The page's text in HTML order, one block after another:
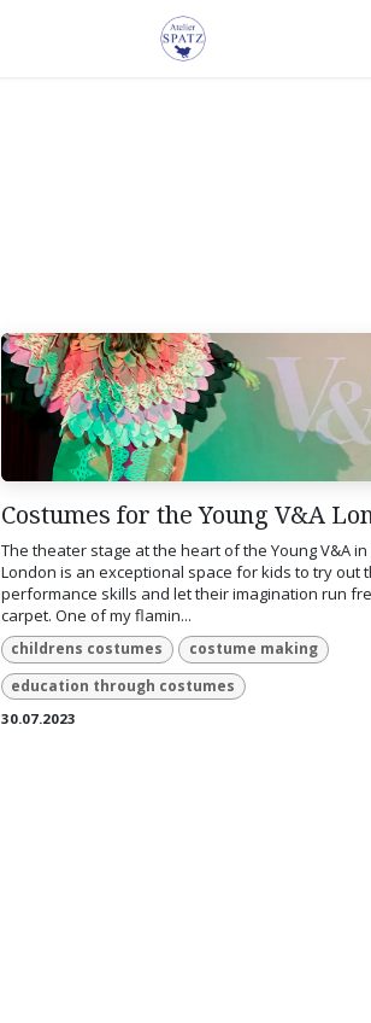
Costumes for the Young V&A
The theater stage at the heart of the Young V&A in
London is an exceptional space for kids to try out
performance skills and let their imagination run
carpet. One of my flamin...
childrens costumes
costume making
education through costumes
30.07.2023